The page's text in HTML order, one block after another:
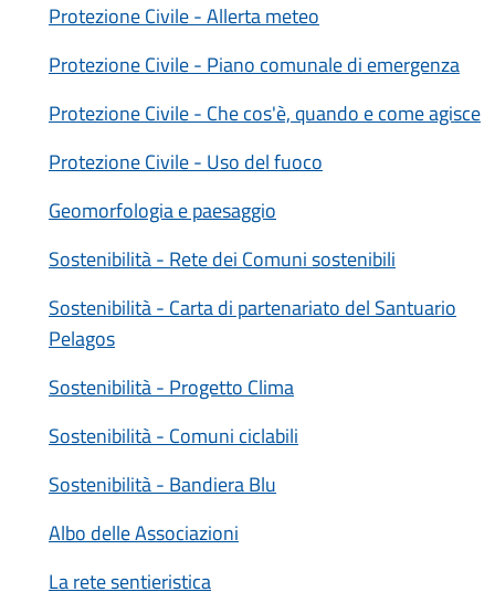
Protezione Civile - Allerta meteo
Protezione Civile - Piano comunale di emergenza
Protezione Civile - Che cos'è, quando e come agisce
Protezione Civile - Uso del fuoco
Geomorfologia e paesaggio
Sostenibilità - Rete dei Comuni sostenibili
Sostenibilità - Carta di partenariato del Santuario
Pelagos
Sostenibilità - Progetto Clima
Sostenibilità - Comuni ciclabili
Sostenibilità - Bandiera Blu
Albo delle Associazioni
La rete sentieristica